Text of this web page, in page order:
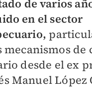
de varios
en el sector
mecanismos
desde el ex
Manuel López